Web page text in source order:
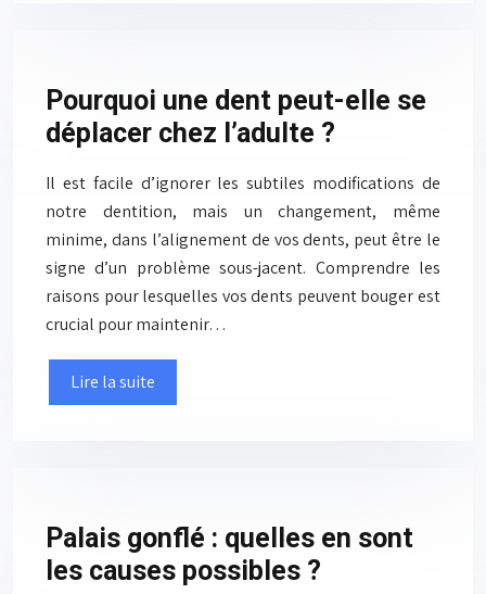
Pourquoi une dent peut-elle se
déplacer chez l’adulte ?
Il est facile d’ignorer les subtiles modifications de
notre dentition, mais un changement, même
minime, dans l’alignement de vos dents, peut être le
signe d’un problème sous-jacent. Comprendre les
raisons pour lesquelles vos dents peuvent bouger est
crucial pour maintenir…
Lire la suite
Palais gonflé : quelles en sont
les causes possibles ?